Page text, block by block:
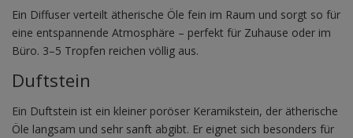
Ein Diffuser verteilt ätherische Öle fein im Raum und sorgt so für
eine entspannende Atmosphäre – perfekt für Zuhause oder im
Büro. 3–5 Tropfen reichen völlig aus.
Duftstein
Ein Duftstein ist ein kleiner poröser Keramikstein, der ätherische
Öle langsam und sehr sanft abgibt. Er eignet sich besonders für